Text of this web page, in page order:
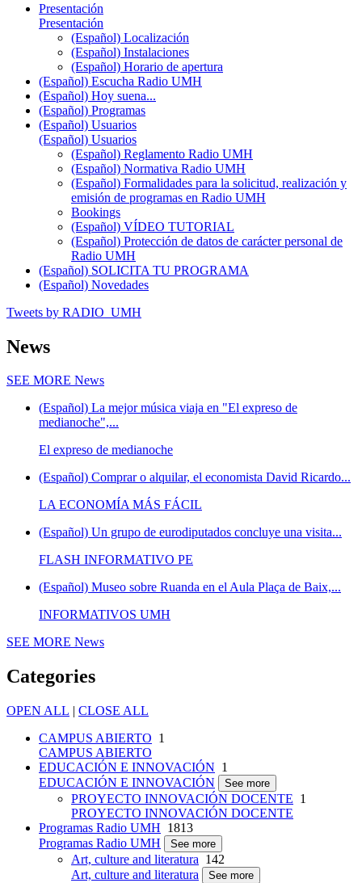
Presentación
Presentación
(Español) Localización
(Español) Instalaciones
(Español) Horario de apertura
(Español) Escucha Radio UMH
(Español) Hoy suena...
(Español) Programas
(Español) Usuarios
(Español) Usuarios
(Español) Reglamento Radio UMH
(Español) Normativa Radio UMH
(Español) Formalidades para la solicitud, realización y
emisión de programas en Radio UMH
Bookings
(Español) VÍDEO TUTORIAL
(Español) Protección de datos de carácter personal de
Radio UMH
(Español) SOLICITA TU PROGRAMA
(Español) Novedades
Tweets by RADIO_UMH
News
SEE MORE News
(Español) La mejor música viaja en "El expreso de
medianoche",...
El expreso de medianoche
(Español) Comprar o alquilar, el economista David Ricardo...
LA ECONOMÍA MÁS FÁCIL
(Español) Un grupo de eurodiputados concluye una visita...
FLASH INFORMATIVO PE
(Español) Museo sobre Ruanda en el Aula Plaça de Baix,...
INFORMATIVOS UMH
SEE MORE News
Categories
OPEN ALL | CLOSE ALL
CAMPUS ABIERTO 1
CAMPUS ABIERTO
EDUCACIÓN E INNOVACIÓN 1
EDUCACIÓN E INNOVACIÓN
See more
PROYECTO INNOVACIÓN DOCENTE 1
PROYECTO INNOVACIÓN DOCENTE
Programas Radio UMH 1813
Programas Radio UMH
See more
Art, culture and literatura 142
Art, culture and literatura
See more